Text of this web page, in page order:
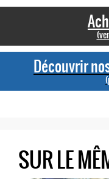
Découvrir
SUR LE